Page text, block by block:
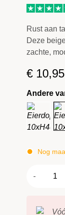
Rust aan
Deze
zachte,
€10,95
Andere
Nog